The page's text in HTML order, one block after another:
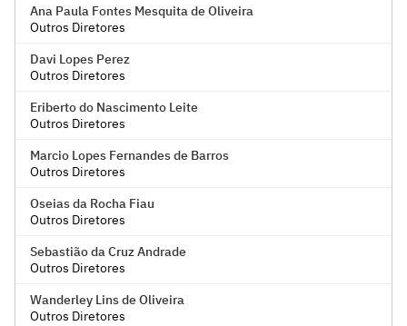
Ana Paula Fontes Mesquita de Oliveira
Outros Diretores
Davi Lopes Perez
Outros Diretores
Eriberto do Nascimento Leite
Outros Diretores
Marcio Lopes Fernandes de Barros
Outros Diretores
Oseias da Rocha Fiau
Outros Diretores
Sebastião da Cruz Andrade
Outros Diretores
Wanderley Lins de Oliveira
Outros Diretores